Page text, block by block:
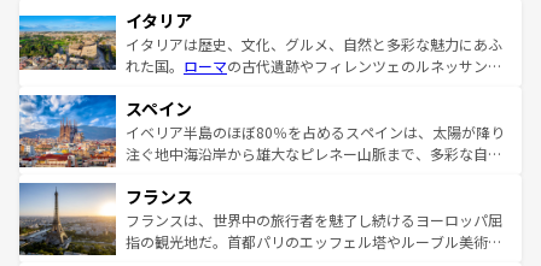
イタリア
イタリアは歴史、文化、グルメ、自然と多彩な魅力にあふ
れた国。 ローマの古代遺跡やフィレンツェのルネッサンス
ろん、トスカーナの美しい田園風景やアマルフィ海岸の絶
景など、自然景観も見逃せない。観光の合間には、本場の
ピザやパスタなど、絶品のイタリア料理を堪能することも
ませてくれるイタリアで、忘れられない旅をしてみよう！
なお、新着のイタリア情報はコンテンツ一覧 を参照してほ
しい。
スペイン
イベリア半島のほぼ80％を占めるスペインは、太陽が降り
注ぐ地中海沿岸から雄大なピレネー山脈まで、多彩な自然
文化が根付くこの国では、情熱的なフラメンコ、熱気あふ
れる闘牛、そして美味しいタパスが生活の一部となってい
る。首都マドリードの洗練された雰囲気や、バルセロナの
フランス
フランスは、世界中の旅行者を魅了し続けるヨーロッパ屈
指の観光地だ。首都パリのエッフェル塔やルーブル美術館